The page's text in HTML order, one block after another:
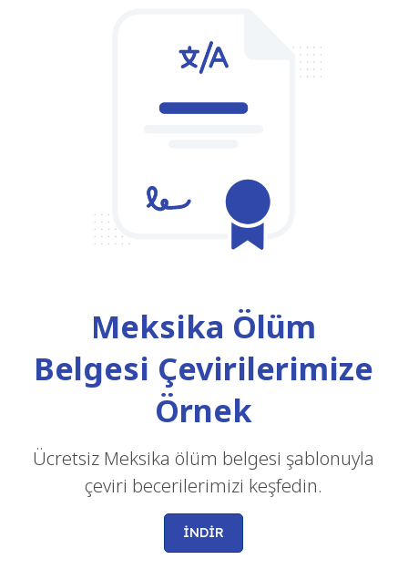
Meksika Ölüm
Belgesi Çevirilerimize
Örnek
Ücretsiz Meksika ölüm belgesi şablonuyla
çeviri becerilerimizi keşfedin.
İNDİR